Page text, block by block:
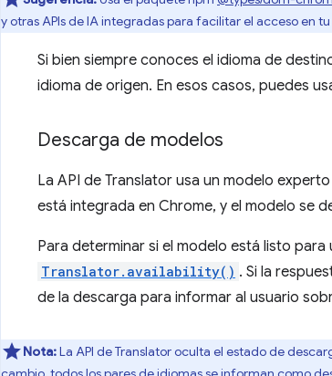
y otras APIs de IA integradas para facilitar el acceso en
Si bien siempre conoces el idioma de
idioma de origen. En esos casos, puedes
Descarga de modelos
La API de Translator usa un modelo
está integrada en Chrome, y el modelo se
Para determinar si el modelo está listo
Translator.availability() . Si la
de la descarga para informar al usuario
Nota:La API de Translator oculta el estado de